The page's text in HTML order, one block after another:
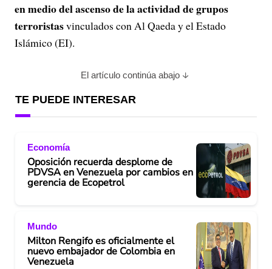
en medio del ascenso de la actividad de grupos
terroristasvinculados con Al Qaeda y el Estado
Islámico (EI).
El artículo continúa abajo
TE PUEDE INTERESAR
Economía
Oposición recuerda desplome de
PDVSA en Venezuela por cambios en
gerencia de Ecopetrol
Mundo
Milton Rengifo es oficialmente el
nuevo embajador de Colombia en
Venezuela